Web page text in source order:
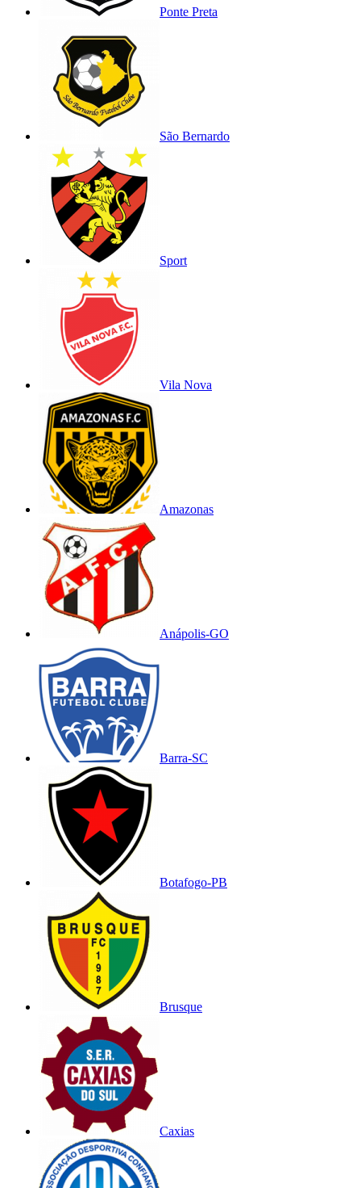
Ponte Preta
São Bernardo
Sport
Vila Nova
Amazonas
Anápolis-GO
Barra-SC
Botafogo-PB
Brusque
Caxias